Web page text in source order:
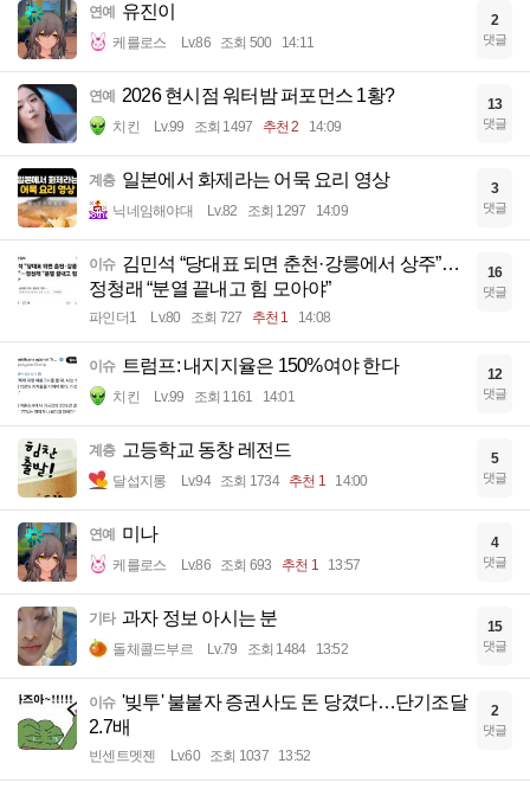
연예 유진이
케를로스 Lv.86 조회 500 14:11
2
댓글
연예 2026 현시점 워터밤 퍼포먼스 1황?
치킨 Lv.99 조회 1497 추천 2 14:09
13
댓글
계층 일본에서 화제라는 어묵 요리 영상
닉네임해야대 Lv.82 조회 1297 14:09
3
댓글
이슈 김민석 “당대표 되면 춘천·강릉에서 상주”…
정청래 “분열 끝내고 힘 모아야”
파인더1 Lv.80 조회 727 추천 1 14:08
16
댓글
이슈 트럼프: 내지지율은 150%여야 한다
치킨 Lv.99 조회 1161 14:01
12
댓글
계층 고등학교 동창 레전드
달섭지롱 Lv.94 조회 1734 추천 1 14:00
5
댓글
연예 미나
케를로스 Lv.86 조회 693 추천 1 13:57
4
댓글
기타 과자 정보 아시는 분
돌체콜드부르 Lv.79 조회 1484 13:52
15
댓글
이슈 '빚투' 불붙자 증권사도 돈 당겼다…단기조달
2.7배
빈센트멧젠 Lv.60 조회 1037 13:52
2
댓글